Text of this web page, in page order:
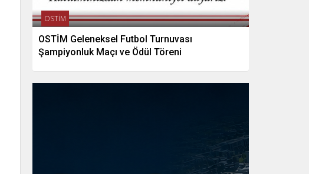
OSTİM
OSTİM Geleneksel Futbol Turnuvası
Şampiyonluk Maçı ve Ödül Töreni